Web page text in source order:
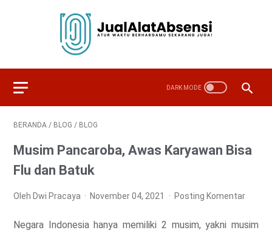
BERANDA / BLOG / BLOG
Musim Pancaroba, Awas Karyawan Bisa
Flu dan Batuk
Oleh Dwi Pracaya November 04, 2021 Posting Komentar
Negara Indonesia hanya memiliki 2 musim, yakni musim